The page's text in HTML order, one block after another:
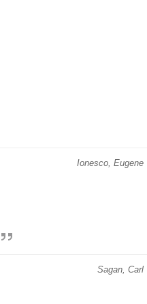
Ionesco, Eugene
Sagan, Carl